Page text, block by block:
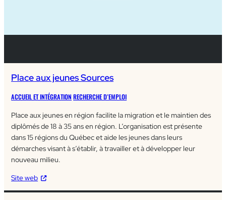
Place aux jeunes Sources
ACCUEIL ET INTÉGRATION RECHERCHE D’EMPLOI
Place aux jeunes en région facilite la migration et le maintien des
diplômés de 18 à 35 ans en région. L’organisation est présente
dans 15 régions du Québec et aide les jeunes dans leurs
démarches visant à s’établir, à travailler et à développer leur
nouveau milieu.
Site web